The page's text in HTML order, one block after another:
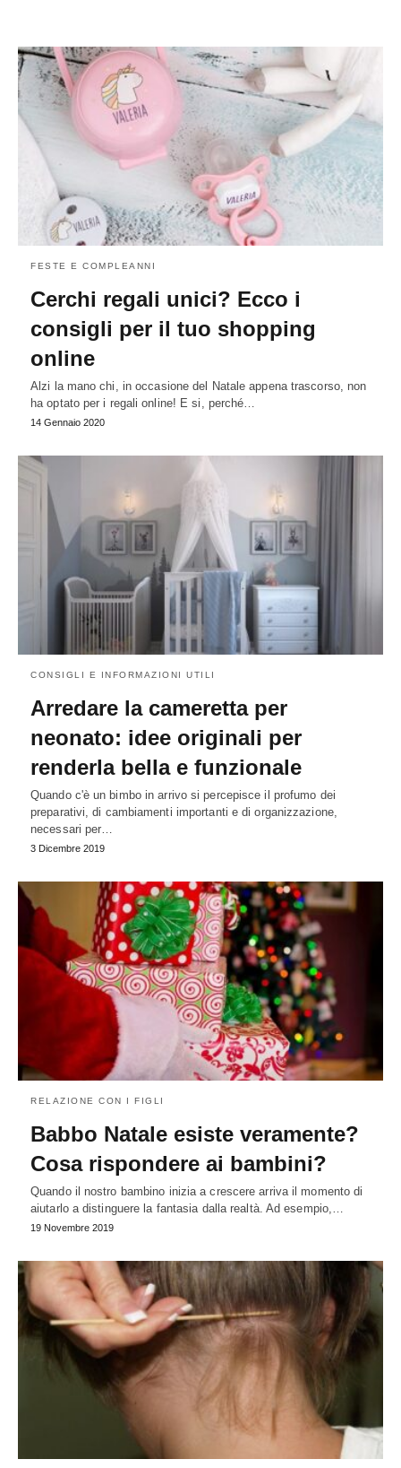
FESTE E COMPLEANNI
Cerchi regali unici? Ecco i
consigli per il tuo shopping
online
Alzi la mano chi, in occasione del Natale appena trascorso, non
ha optato per i regali online! E si, perché…
14 Gennaio 2020
CONSIGLI E INFORMAZIONI UTILI
Arredare la cameretta per
neonato: idee originali per
renderla bella e funzionale
Quando c'è un bimbo in arrivo si percepisce il profumo dei
preparativi, di cambiamenti importanti e di organizzazione,
necessari per…
3 Dicembre 2019
RELAZIONE CON I FIGLI
Babbo Natale esiste veramente?
Cosa rispondere ai bambini?
Quando il nostro bambino inizia a crescere arriva il momento di
aiutarlo a distinguere la fantasia dalla realtà. Ad esempio,…
19 Novembre 2019